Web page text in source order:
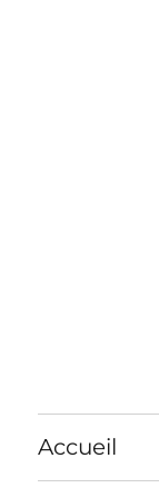
Accueil